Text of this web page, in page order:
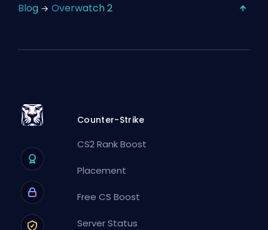
Blog Overwatch 2
Counter-Strike
CS2 Rank Boost
Placement
Free CS Boost
Server Status